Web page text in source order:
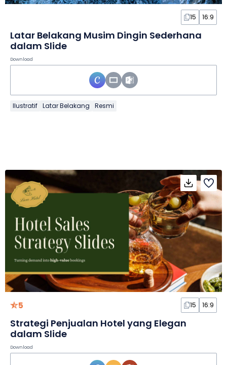
15 16:9
Latar Belakang Musim Dingin Sederhana
dalam Slide
Download
Ilustratif Latar Belakang Resmi
5 15 16:9
Strategi Penjualan Hotel yang Elegan
dalam Slide
Download